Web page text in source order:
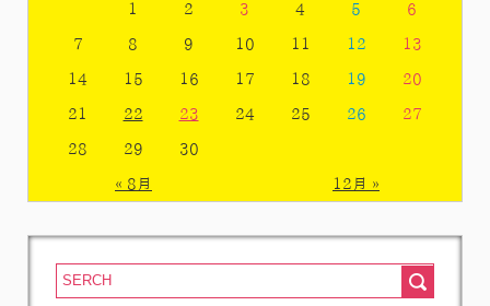
« 8月 12月 »
1 2 3 4 5 6
7 8 9 10 11 12 13
14 15 16 17 18 19 20
21 22 23 24 25 26 27
28 29 30